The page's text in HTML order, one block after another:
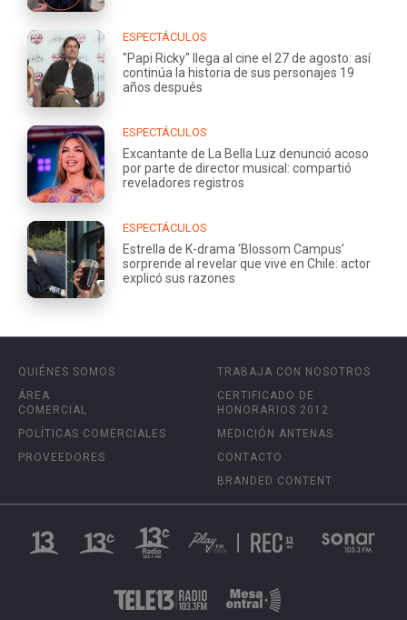
ESPECTÁCULOS
"Papi Ricky" llega al cine el 27 de agosto: así
continúa la historia de sus personajes 19
años después
ESPECTÁCULOS
Excantante de La Bella Luz denunció acoso
por parte de director musical: compartió
reveladores registros
ESPECTÁCULOS
Estrella de K-drama ‘Blossom Campus’
sorprende al revelar que vive en Chile: actor
explicó sus razones
QUIÉNES SOMOS
ÁREA
COMERCIAL
POLÍTICAS COMERCIALES
PROVEEDORES
TRABAJA CON NOSOTROS
CERTIFICADO DE
HONORARIOS 2012
MEDICIÓN ANTENAS
CONTACTO
BRANDED CONTENT